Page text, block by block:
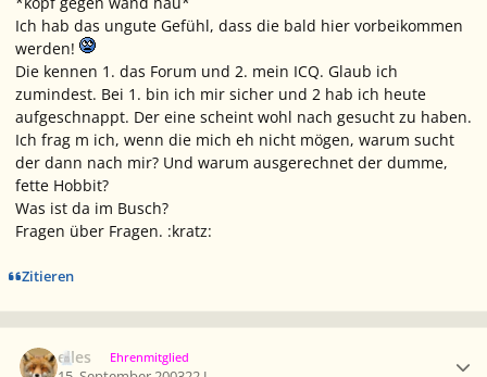
Ich hab das ungute Gefühl, dass die bald hier vorbeikommen
werden!
Die kennen 1. das Forum und 2. mein ICQ. Glaub ich
zumindest. Bei 1. bin ich mir sicher und 2 hab ich heute
aufgeschnappt. Der eine scheint wohl nach gesucht zu haben.
Ich frag m ich, wenn die mich eh nicht mögen, warum sucht
der dann nach mir? Und warum ausgerechnet der dumme,
fette Hobbit?
Was ist da im Busch?
Fragen über Fragen. :kratz:
Zitieren
elles Ehrenmitglied